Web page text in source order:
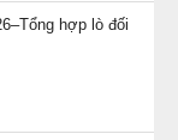
hợp lò đối